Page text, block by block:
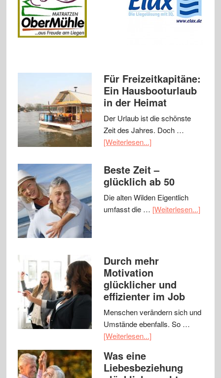
Für Freizeitkapitäne:
Ein Hausbooturlaub
in der Heimat
Der Urlaub ist die schönste
Zeit des Jahres. Doch …
[Weiterlesen...]
Beste Zeit –
glücklich ab 50
Die alten Wilden Eigentlich
umfasst die … [Weiterlesen...]
Durch mehr
Motivation
glücklicher und
effizienter im Job
Menschen verändern sich und
Umstände ebenfalls. So …
[Weiterlesen...]
Was eine
Liebesbeziehung